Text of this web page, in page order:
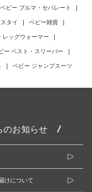
ベビー ブルマ・セパレート
タイ ベビー雑貨
レッグウォーマー
ー ベスト・スリーパー
ベビー ジャンプスーツ
のお知らせ
けについて